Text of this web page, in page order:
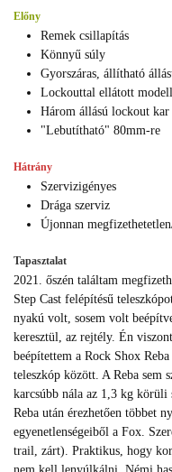
Előny
Remek csillapítás
Könnyű súly
Gyorszáras, állítható
Lockouttal ellátott modell
Három állású lockout kar
"Lebutítható" 80mm-re
Hátrány
Szervizigényes
Drága szerviz
Újonnan
Tapasztalat
2021. őszén találtam
Step Cast felépítésű
nyakú volt, sosem volt
keresztül, az rejtély. Én
beépítettem a Rock Shox
teleszkóp között. A Reba sem
karcsúbb nála az 1,3 kg körüli
Reba után érezhetően többet
egyenetlenségeiből a Fox.
trail, zárt). Praktikus, hogy